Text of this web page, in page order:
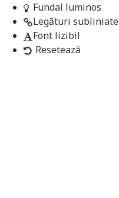
Fundal luminos
Legături subliniate
Font lizibil
Resetează